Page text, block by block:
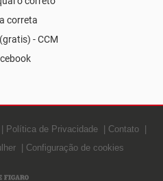
correta
- CCM
Política de Privacidade
Contato
Configuração de cookies